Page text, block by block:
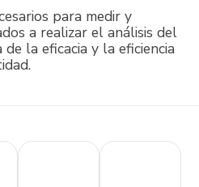
para medir y
a realizar el análisis del
la eficacia y la eficiencia